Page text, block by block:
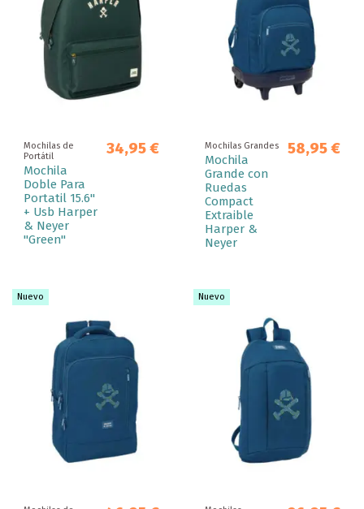
Mochilas de
Portátil
Mochila
Doble Para
Portatil 15.6"
+ Usb Harper
& Neyer
"Green"
34,95 € Mochilas Grandes
Mochila
Grande con
Ruedas
Compact
Extraible
Harper &
Neyer
58,95 €
Nuevo Nuevo